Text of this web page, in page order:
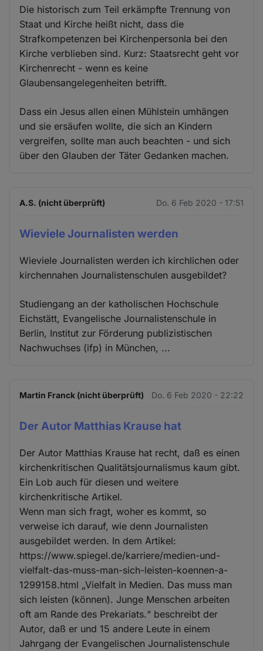
Die historisch zum Teil erkämpfte Trennung von
Staat und Kirche heißt nicht, dass die
Strafkompetenzen bei Kirchenpersonla bei den
Kirche verblieben sind. Kurz: Staatsrecht geht vor
Kirchenrecht - wenn es keine
Glaubensangelegenheiten betrifft.
Dass ein Jesus allen einen Mühlstein umhängen
und sie ersäufen wollte, die sich an Kindern
vergreifen, sollte man auch beachten - und sich
über den Glauben der Täter Gedanken machen.
A.S. (nicht überprüft) Do. 6 Feb 2020 - 17:51
Wieviele Journalisten werden
Wieviele Journalisten werden ich kirchlichen oder
kirchennahen Journalistenschulen ausgebildet?
Studiengang an der katholischen Hochschule
Eichstätt, Evangelische Journalistenschule in
Berlin, Institut zur Förderung publizistischen
Nachwuchses (ifp) in München, ...
Martin Franck (nicht überprüft) Do. 6 Feb 2020 - 22:22
Der Autor Matthias Krause hat
Der Autor Matthias Krause hat recht, daß es einen
kirchenkritischen Qualitätsjournalismus kaum gibt.
Ein Lob auch für diesen und weitere
kirchenkritische Artikel.
Wenn man sich fragt, woher es kommt, so
verweise ich darauf, wie denn Journalisten
ausgebildet werden. In dem Artikel:
https://www.spiegel.de/karriere/medien-und-
vielfalt-das-muss-man-sich-leisten-koennen-a-
1299158.html „Vielfalt in Medien. Das muss man
sich leisten (können). Junge Menschen arbeiten
oft am Rande des Prekariats.“ beschreibt der
Autor, daß er und 15 andere Leute in einem
Jahrgang der Evangelischen Journalistenschule